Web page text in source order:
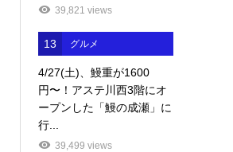
39,821 views
13 グルメ
4/27(土)、鰻重が1600
円〜！アステ川西3階にオ
ープンした「鰻の成瀬」に
行...
39,499 views